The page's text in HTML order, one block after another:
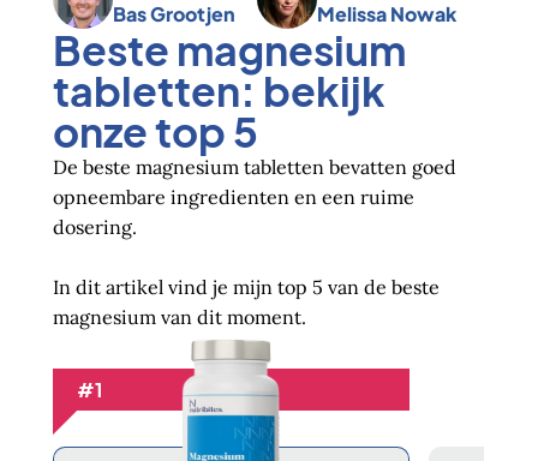
Bas Grootjen Melissa Nowak
Beste magnesium
tabletten: bekijk
onze top 5
De beste magnesium tabletten bevatten goed
opneembare ingredienten en een ruime
dosering.
In dit artikel vind je mijn top 5 van de beste
magnesium van dit moment.
#1